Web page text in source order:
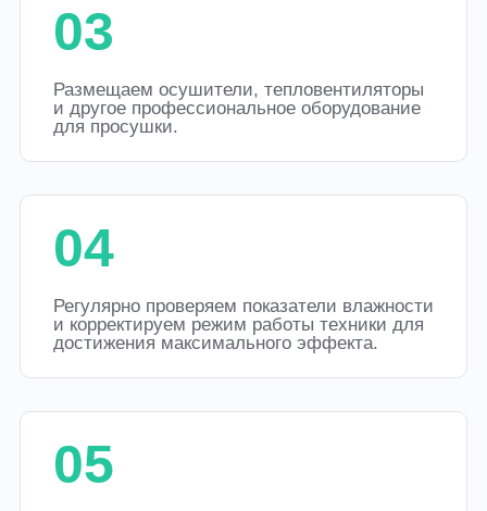
03
Размещаем осушители, тепловентиляторы
и другое профессиональное оборудование
для просушки.
04
Регулярно проверяем показатели влажности
и корректируем режим работы техники для
достижения максимального эффекта.
05